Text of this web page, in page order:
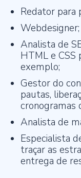
Redator para
Webdesigner;
Analista de
HTML e CSS
exemplo;
Gestor do
pautas,
cronogramas
Analista de
Especialista
traçar as
entrega de